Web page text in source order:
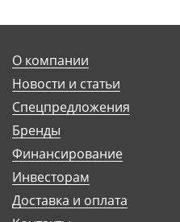
О компании
Новости и статьи
Спецпредложения
Бренды
Финансирование
Инвесторам
Доставка и оплата